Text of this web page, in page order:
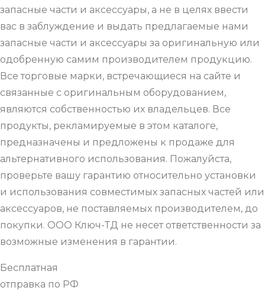
запасные части и аксессуары, а не в целях ввести
вас в заблуждение и выдать предлагаемые нами
запасные части и аксессуары за оригинальную или
одобренную самим производителем продукцию.
Все торговые марки, встречающиеся на сайте и
связанные с оригинальным оборудованием,
являются собственностью их владельцев. Все
продукты, рекламируемые в этом каталоге,
предназначены и предложены к продаже для
альтернативного использования. Пожалуйста,
проверьте вашу гарантию относительно установки
и использования совместимых запасных частей или
аксессуаров, не поставляемых производителем, до
покупки. ООО Ключ-ТД не несет ответственности за
возможные изменения в гарантии.
Бесплатная
отправка по РФ